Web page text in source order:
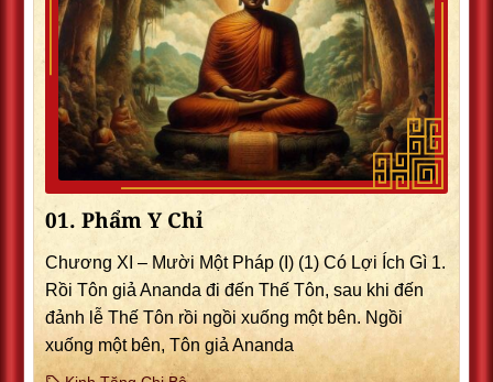
01. Phẩm Y Chỉ
Chương XI – Mười Một Pháp (I) (1) Có Lợi Ích Gì 1.
Rồi Tôn giả Ananda đi đến Thế Tôn, sau khi đến
đảnh lễ Thế Tôn rồi ngồi xuống một bên. Ngồi
xuống một bên, Tôn giả Ananda